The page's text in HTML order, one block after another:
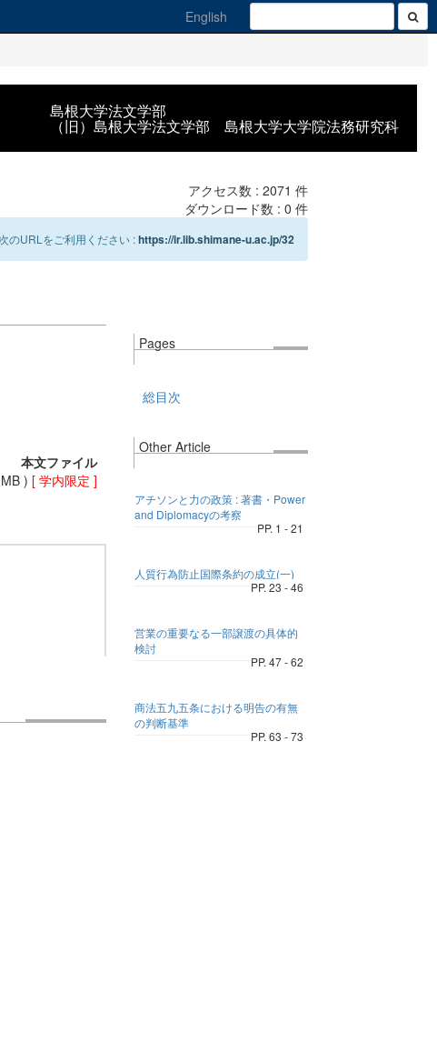
English
島根大学法文学部
（旧）島根大学法文学部 島根大学大学院法務研究科
アクセス数 : 2071 件
ダウンロード数 : 0 件
のURLをご利用ください :https://ir.lib.shimane-u.ac.jp/32
本文ファイル
)[ 学内限定 ]
Pages
総目次
Other Article
アチソンと力の政策 : 著書・Power
and Diplomacyの考察
PP. 1 - 21
人質行為防止国際条約の成立(一)
PP. 23 - 46
営業の重要なる一部譲渡の具体的
検討
PP. 47 - 62
商法五九五条における明告の有無
の判断基準
PP. 63 - 73